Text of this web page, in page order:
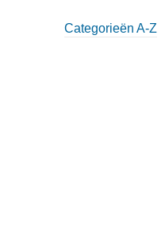
Categorieën A-Z